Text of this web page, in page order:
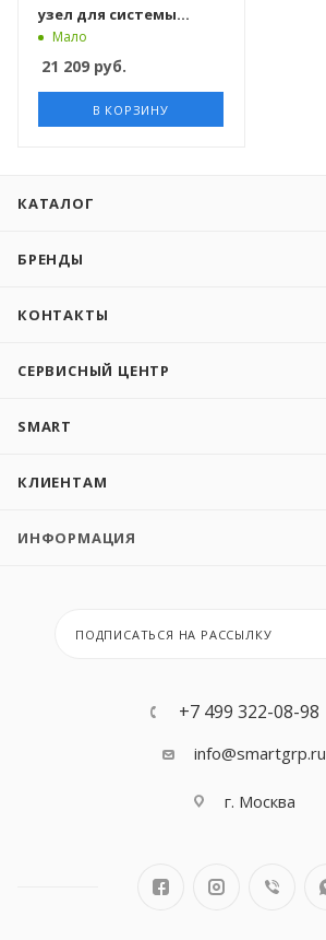
узел для системы
теплых полов. без
Мало
21 209 руб.
В КОРЗИНУ
КАТАЛОГ
БРЕНДЫ
КОНТАКТЫ
СЕРВИСНЫЙ ЦЕНТР
SMART
КЛИЕНТАМ
ИНФОРМАЦИЯ
ПОДПИСАТЬСЯ НА РАССЫЛКУ
+7 499 322-08-98
info@smartgrp.ru
г. Москва